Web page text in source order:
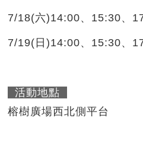
7/18(六)14:00、15:30、
7/19(日)14:00、15:30、
活動地點
榕樹廣場西北側平台